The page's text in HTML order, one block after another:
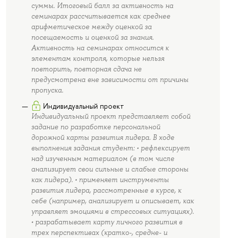
суммы. Итоговый балл за активность на
семинарах рассчитывается как среднее
арифметическое между оценкой за
посещаемость и оценкой за знания.
Активность на семинарах относится к
элементам контроля, которые нельзя
повторить, повторная сдача не
предусмотрена вне зависимости от причины
пропуска.
Индивидуальный проект
Индивидуальный проект представляет собой
задание по разработке персональной
дорожной карты развития лидера. В ходе
выполнения задания студент: • рефлексирует
над изученным материалом (в том числе
анализирует свои сильные и слабые стороны
как лидера). • применяет инструменты
развития лидера, рассмотренные в курсе, к
себе (например, анализирует и описывает, как
управляет эмоциями в стрессовых ситуациях).
• разрабатывает карту личного развития в
трех перспективах (кратко-, средне- и